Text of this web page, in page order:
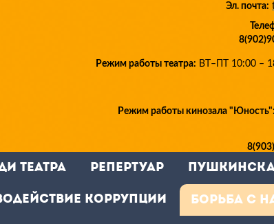
Эл. почта:
Режим работы театра: ВТ–ПТ 10:00 –
Режим работы кинозала "Юность":
театра Репертуар
коррупции БОРЬБА С